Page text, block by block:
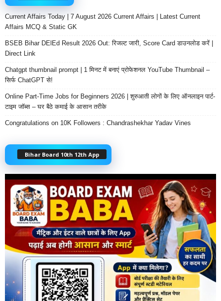
Current Affairs Today | 7 August 2026 Current Affairs | Latest Current
Affairs MCQ & Static GK
BSEB Bihar DElEd Result 2026 Out: रिजल्ट जारी, Score Card डाउनलोड करें |
Direct Link
Chatgpt thumbnail prompt | 1 मिनट में बनाएं प्रोफेशनल YouTube Thumbnail –
सिर्फ ChatGPT से!
Online Part-Time Jobs for Beginners 2026 | शुरुआती लोगों के लिए ऑनलाइन पार्ट-
टाइम जॉब्स – घर बैठे कमाई के आसान तरीके
Congratulations on 10K Followers : Chandrashekhar Yadav Vines
Bihar Board 10th 12th App